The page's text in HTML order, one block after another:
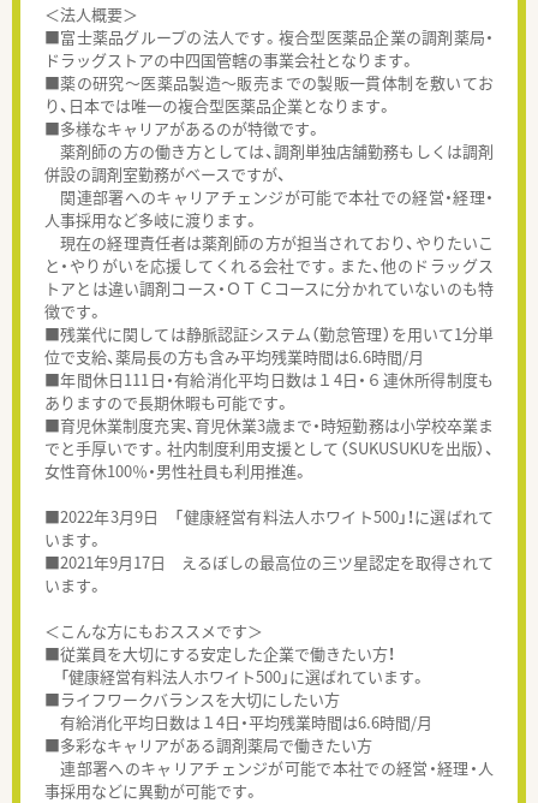
＜法人概要＞
■富士薬品グループの法人です。複合型医薬品企業の調剤薬局・
ドラッグストアの中四国管轄の事業会社となります。
■薬の研究～医薬品製造～販売までの製販一貫体制を敷いてお
り、日本では唯一の複合型医薬品企業となります。
■多様なキャリアがあるのが特徴です。
薬剤師の方の働き方としては、調剤単独店舗勤務もしくは調剤
併設の調剤室勤務がベースですが、
関連部署へのキャリアチェンジが可能で本社での経営・経理・
人事採用など多岐に渡ります。
現在の経理責任者は薬剤師の方が担当されており、やりたいこ
と・やりがいを応援してくれる会社です。また、他のドラッグス
トアとは違い調剤コース・ＯＴＣコースに分かれていないのも特
徴です。
■残業代に関しては静脈認証システム（勤怠管理）を用いて1分単
位で支給、薬局長の方も含み平均残業時間は6.6時間/月
■年間休日111日・有給消化平均日数は１4日・６連休所得制度も
ありますので長期休暇も可能です。
■育児休業制度充実、育児休業3歳まで・時短勤務は小学校卒業ま
でと手厚いです。社内制度利用支援として（SUKUSUKUを出版）、
女性育休100％・男性社員も利用推進。
■2022年3月9日 「健康経営有料法人ホワイト500」！に選ばれて
います。
■2021年9月17日 えるぼしの最高位の三ツ星認定を取得されて
います。
＜こんな方にもおススメです＞
■従業員を大切にする安定した企業で働きたい方！
「健康経営有料法人ホワイト500」に選ばれています。
■ライフワークバランスを大切にしたい方
有給消化平均日数は１4日・平均残業時間は6.6時間/月
■多彩なキャリアがある調剤薬局で働きたい方
連部署へのキャリアチェンジが可能で本社での経営・経理・人
事採用などに異動が可能です。